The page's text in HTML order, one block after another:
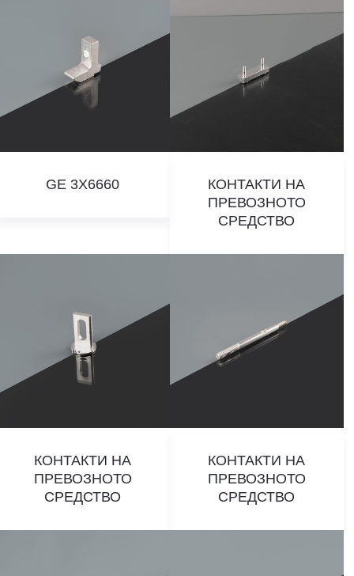
GE 3X6660
КОНТАКТИ НА
ПРЕВОЗНОТО
СРЕДСТВО
КОНТАКТИ НА
ПРЕВОЗНОТО
СРЕДСТВО
КОНТАКТИ НА
ПРЕВОЗНОТО
СРЕДСТВО